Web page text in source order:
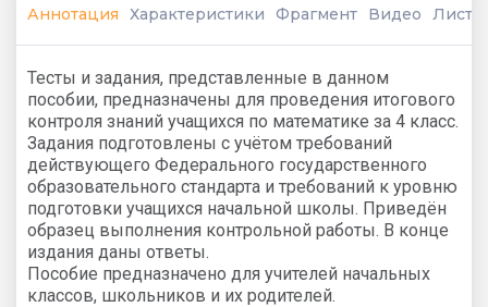
Аннотация Характеристики Фрагмент Видео
Тесты и задания, представленные в данном
пособии, предназначены для проведения итогового
контроля знаний учащихся по математике за 4 класс.
Задания подготовлены с учётом требований
действующего Федерального государственного
образовательного стандарта и требований к уровню
подготовки учащихся начальной школы. Приведён
образец выполнения контрольной работы. В конце
издания даны ответы.
Пособие предназначено для учителей начальных
классов, школьников и их родителей.